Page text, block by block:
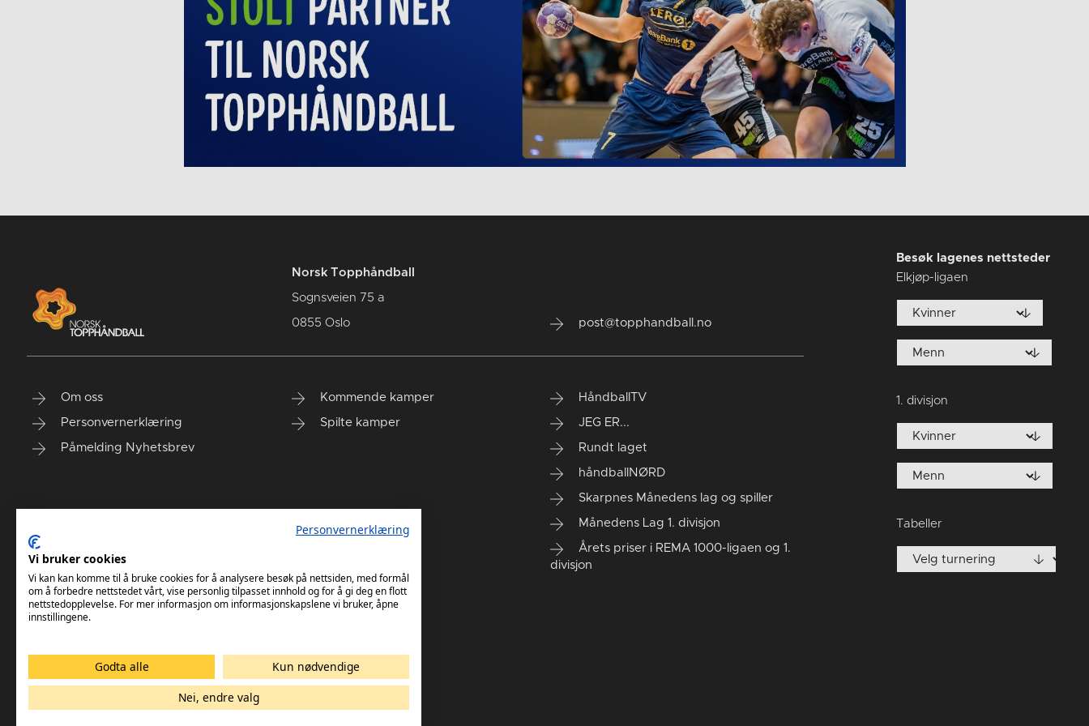
Norsk Topphåndball
Sognsveien 75 a
0855 Oslo post@topphandball.no
Om oss
Personvernerklæring
Påmelding Nyhetsbrev
Kommende kamper
Spilte kamper
HåndballTV
JEG ER...
Rundt laget
håndballNØRD
Skarpnes Månedens lag og spiller
Månedens Lag 1. divisjon
Årets priser i REMA 1000-ligaen og 1.
divisjon
Besøk lagenes nettsteder
Elkjøp-ligaen
1. divisjon
Tabeller
Personvernerklæring
Vi bruker cookies
Vi kan kan komme til å bruke cookies for å analysere besøk på nettsiden, med formål
om å forbedre nettstedet vårt, vise personlig tilpasset innhold og for å gi deg en flott
nettstedopplevelse. For mer informasjon om informasjonskapslene vi bruker, åpne
innstillingene.
Godta alle
Kun nødvendige
Nei, endre valg